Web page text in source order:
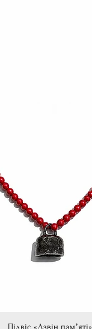
Підвіс «Дзвін памʼяті»